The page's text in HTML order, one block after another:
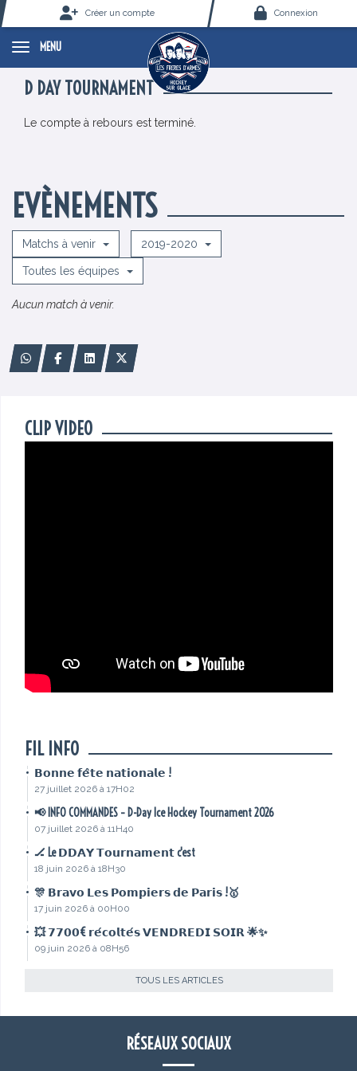
Créer un compte Connexion
MENU
D DAY TOURNAMENT
Le compte à rebours est terminé.
EVÈNEMENTS
Matchs à venir 2019-2020
Toutes les équipes
Aucun match à venir.
CLIP VIDÉO
FIL INFO
𝗕𝗼𝗻𝗻𝗲 𝗳𝗲̂𝘁𝗲 𝗻𝗮𝘁𝗶𝗼𝗻𝗮𝗹𝗲 !
27 juillet 2026 à 17H02
📢 INFO COMMANDES – D-Day Ice Hockey Tournament 2026
07 juillet 2026 à 11H40
🏒 Le 𝗗𝗗𝗔𝗬 𝗧𝗼𝘂𝗿𝗻𝗮𝗺𝗲𝗻𝘁 c'est
18 juin 2026 à 18H30
🎊 𝗕𝗿𝗮𝘃𝗼 𝗟𝗲𝘀 𝗣𝗼𝗺𝗽𝗶𝗲𝗿𝘀 𝗱𝗲 𝗣𝗮𝗿𝗶𝘀 !🥇
17 juin 2026 à 00H00
💥 𝟳𝟳𝟬𝟬€ 𝗿𝗲́𝗰𝗼𝗹𝘁𝗲́𝘀 𝗩𝗘𝗡𝗗𝗥𝗘𝗗𝗜 𝗦𝗢𝗜𝗥 🌟✨
09 juin 2026 à 08H56
TOUS LES ARTICLES
RÉSEAUX SOCIAUX
Panneau de gestion des cookies